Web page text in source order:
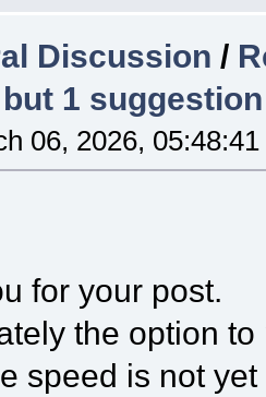
Discussion /
1
06, 2026,
for your post.
the option
speed is not